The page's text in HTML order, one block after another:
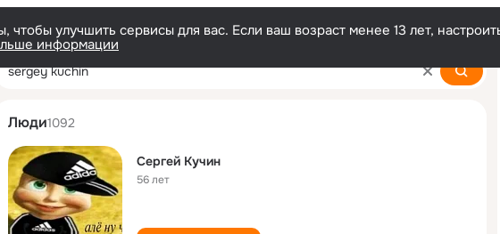
улучшить сервисы для вас. Если ваш возраст менее 13 лет,
информации
sergey kuchin
Люди1092
Сергей Кучин
56 лет